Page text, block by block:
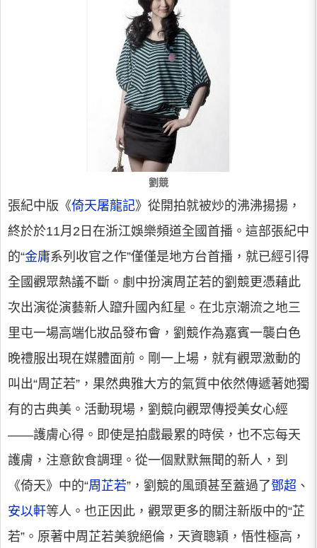
劉競
張紀中版《倚天屠龍記》從開拍就被炒的沸沸揚揚，
終於於11月2日在浙江娛樂頻道全國首播。這部張紀中
的“金庸系列收官之作”僅僅是地方台首播，就已經引得
全國觀眾熱議不斷。劇中扮演周芷若的劉競更憑藉此
次出演從演藝新人躥升國內紅星。在北京潮流之地三
里屯一場高端化妝品發布會，劉競作為嘉賓一襲白色
晚禮服出現在媒體面前。剛一上場，就有觀眾激動的
叫出“周芷若”，果然典雅大方的氣質中依然傳遞著她獨
有的古典美。活動現場，劉競向觀眾傳授美女心經
——護膚心得。即使是拍戲最累的時侯，也不忘每天
護膚，注意飲食調理。從一個默默無聞的新人，到
《倚天》中的“周芷若”，劉競的風頭甚至蓋過了鄧超 、
安以軒等人。也正因此，觀眾更多的關注新版中的“芷
若”。原著中周芷若美貌絕倫，天資聰穎，悟性極高，